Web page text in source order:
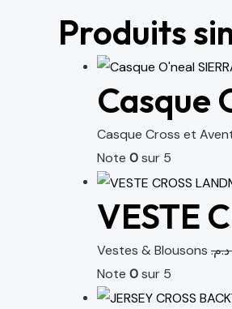
Produits
Casque
Casque Cross et
Note 0sur 5
VESTE
Vestes & Blousons د.م.
Note 0sur 5